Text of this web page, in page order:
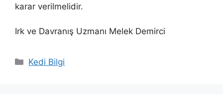
karar verilmelidir.
Irk ve Davranış Uzmanı Melek Demirci
Kategoriler
Kedi Bilgi